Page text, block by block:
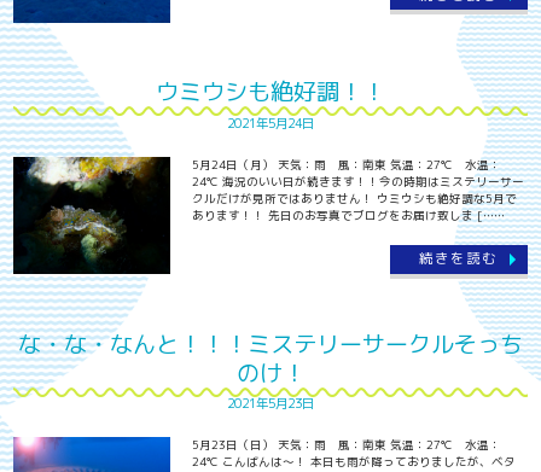
ウミウシも絶好調！！
2021年5月24日
5月24日（月） 天気：雨 風：南東 気温：27℃ 水温：
24℃ 海況のいい日が続きます！！今の時期はミステリーサー
クルだけが見所ではありません！ ウミウシも絶好調な5月で
あります！！ 先日のお写真でブログをお届け致しま [……
続きを読む
な・な・なんと！！！ミステリーサークルそっち
のけ！
2021年5月23日
5月23日（日） 天気：雨 風：南東 気温：27℃ 水温：
24℃ こんばんは～！ 本日も雨が降っておりましたが、ベタ